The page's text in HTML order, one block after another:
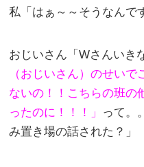
私「はぁ～～そうなんで
おじいさん「Wさんいき
（おじいさん）のせい
ないの！！こちらの班の
ったのに！！！」 って。
み置き場の話された？」